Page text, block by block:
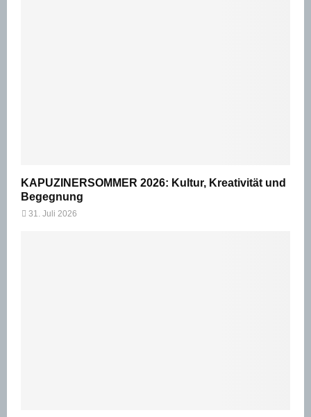
KAPUZINERSOMMER 2026: Kultur, Kreativität und
Begegnung
31. Juli 2026